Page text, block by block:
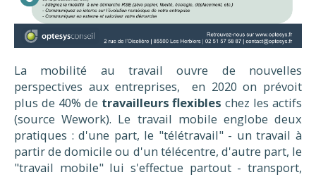
La mobilité au travail ouvre de nouvelles
perspectives aux entreprises, en 2020 on prévoit
plus de 40% de travailleurs flexibles chez les actifs
(source Wework). Le travail mobile englobe deux
pratiques : d'une part, le "télétravail" - un travail à
partir de domicile ou d'un télécentre, d'autre part, le
"travail mobile" lui s'effectue partout - transport,